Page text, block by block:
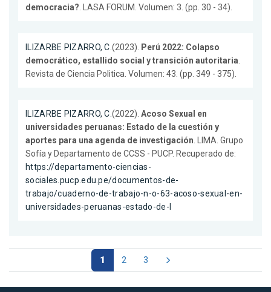
democracia?. LASA FORUM. Volumen: 3. (pp. 30 - 34).
ILIZARBE PIZARRO, C.(2023). Perú 2022: Colapso
democrático, estallido social y transición autoritaria.
Revista de Ciencia Politica. Volumen: 43. (pp. 349 - 375).
ILIZARBE PIZARRO, C.(2022). Acoso Sexual en
universidades peruanas: Estado de la cuestión y
aportes para una agenda de investigación. LIMA. Grupo
Sofía y Departamento de CCSS - PUCP. Recuperado de:
https://departamento-ciencias-
sociales.pucp.edu.pe/documentos-de-
trabajo/cuaderno-de-trabajo-n-o-63-acoso-sexual-en-
universidades-peruanas-estado-de-l
1 2 3